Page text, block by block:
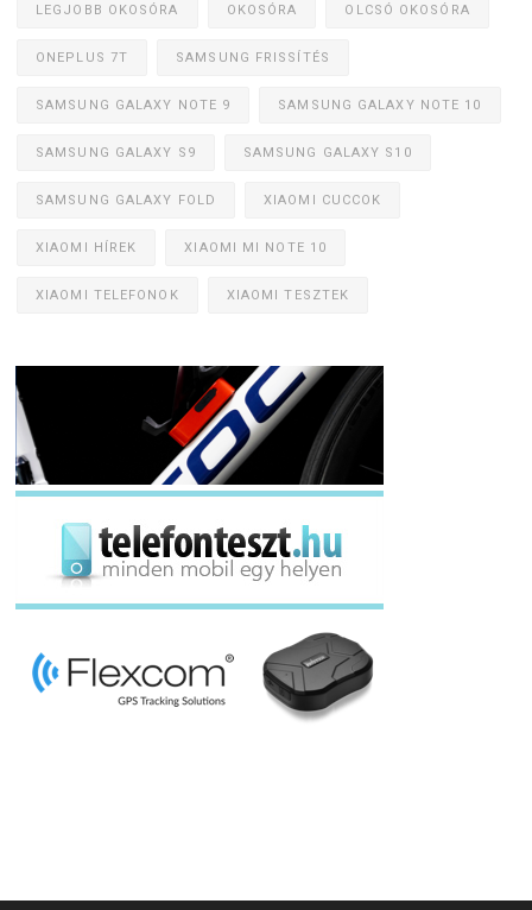
LEGJOBB OKOSÓRA OKOSÓRA OLCSÓ OKOSÓRA
ONEPLUS 7T SAMSUNG FRISSÍTÉS
SAMSUNG GALAXY NOTE 9 SAMSUNG GALAXY NOTE 10
SAMSUNG GALAXY S9 SAMSUNG GALAXY S10
SAMSUNG GALAXY FOLD XIAOMI CUCCOK
XIAOMI HÍREK XIAOMI MI NOTE 10
XIAOMI TELEFONOK XIAOMI TESZTEK